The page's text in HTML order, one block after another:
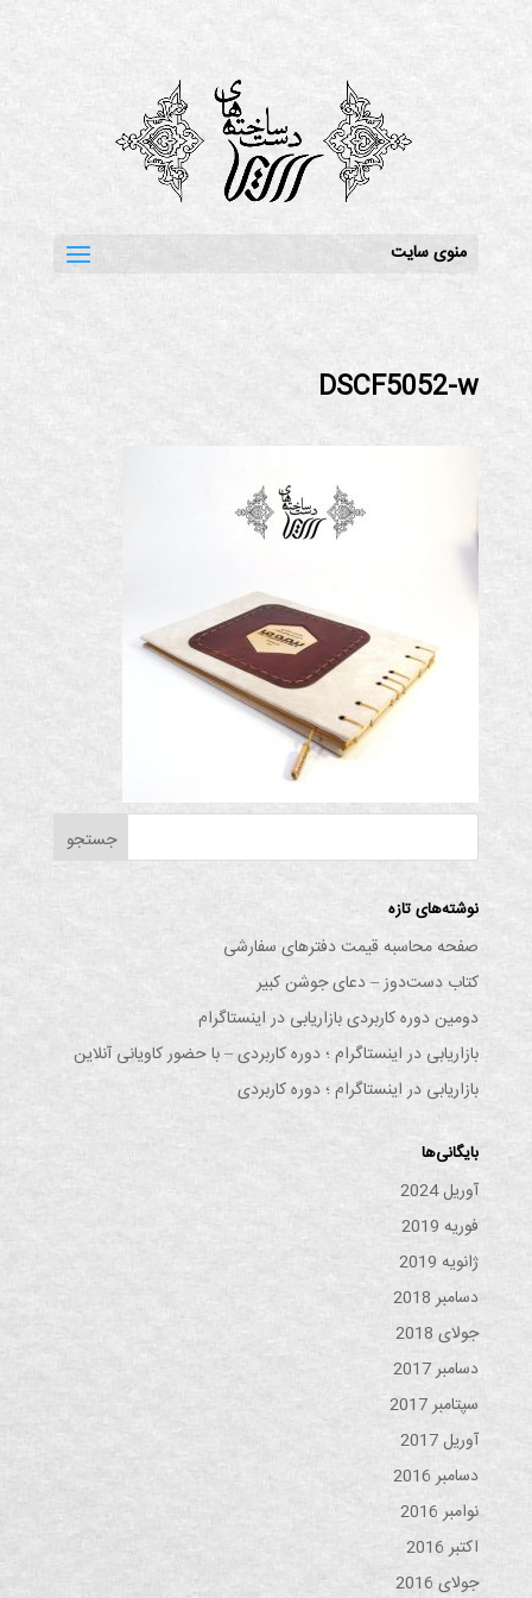
منوی سایت
DSCF5052-w
نوشته‌های تازه
صفحه محاسبه قیمت دفترهای سفارشی
کتاب دست‌دوز – دعای جوشن کبیر
دومین دوره کاربردی بازاریابی در اینستاگرام
بازاریابی در اینستاگرام ؛ دوره کاربردی – با حضور کاویانی آنلاین
بازاریابی در اینستاگرام ؛ دوره کاربردی
بایگانی‌ها
آوریل 2024
فوریه 2019
ژانویه 2019
دسامبر 2018
جولای 2018
دسامبر 2017
سپتامبر 2017
آوریل 2017
دسامبر 2016
نوامبر 2016
اکتبر 2016
جولای 2016